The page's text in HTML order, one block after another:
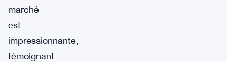
marché
est
impressionnante,
témoignant